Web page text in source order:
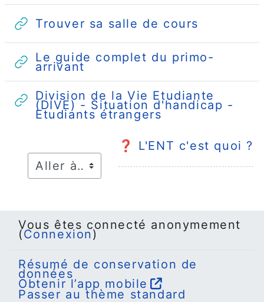
Trouver sa salle de cours
Le guide complet du primo-
arrivantURL
Division de la Vie Etudiante
(DIVE) - Situation d'handicap -
Etudiants étrangers URL
❓ L'ENT c'est quoi ?
Vous êtes connecté anonymement
(Connexion)
Résumé de conservation de
données
Obtenir l’app mobile
Passer au thème standard